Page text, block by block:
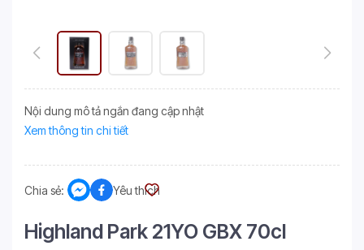
Nội dung mô tả ngắn đang cập nhật
Xem thông tin chi tiết
Chia sẻ: Yêu thích
Highland Park 21YO GBX 70cl